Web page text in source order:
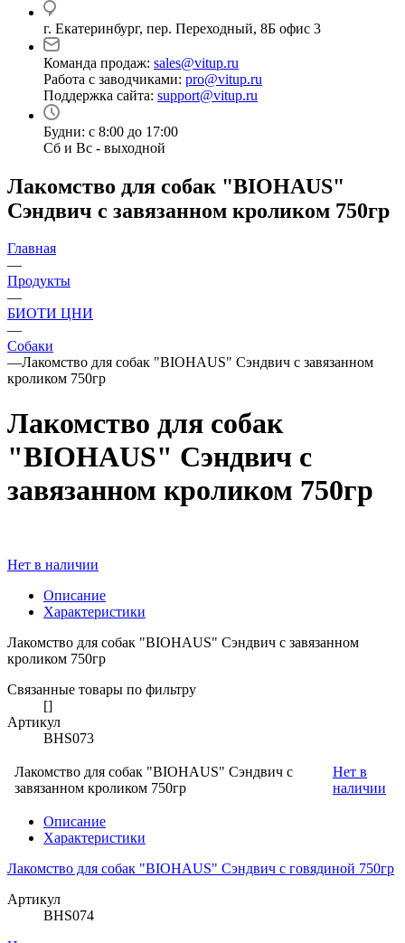
г. Екатеринбург, пер. Переходный, 8Б офис 3
Команда продаж: sales@vitup.ru
Работа с заводчиками: pro@vitup.ru
Поддержка сайта: support@vitup.ru
Будни: с 8:00 до 17:00
Сб и Вс - выходной
Лакомство для собак "BIOHAUS"
Сэндвич с завязанном кроликом 750гр
Главная
—
Продукты
—
БИОТИ ЦНИ
—
Собаки
—Лакомство для собак "BIOHAUS" Сэндвич с завязанном
кроликом 750гр
Лакомство для собак
"BIOHAUS" Сэндвич с
завязанном кроликом 750гр
Нет в наличии
Описание
Характеристики
Лакомство для собак "BIOHAUS" Сэндвич с завязанном
кроликом 750гр
Связанные товары по фильтру
[]
Артикул
BHS073
Лакомство для собак "BIOHAUS" Сэндвич с
завязанном кроликом 750гр
Нет в
наличии
Описание
Характеристики
Лакомство для собак "BIOHAUS" Сэндвич с говядиной 750гр
Артикул
BHS074